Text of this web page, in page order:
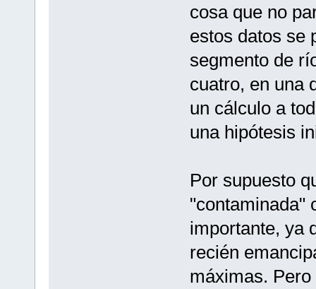
cosa que no
estos datos se
segmento de
cuatro, en una
un cálculo a
una hipótesis
Por supuesto
"contaminada"
importante, ya
recién
máximas.